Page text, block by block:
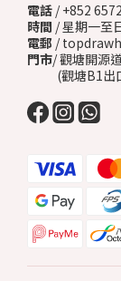
電話 / +852
時間 / 星期一至
電郵 /
門市/ 觀塘開源
(觀塘B1出